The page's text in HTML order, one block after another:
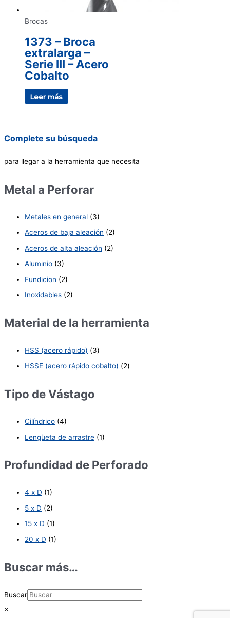
Brocas
1373 – Broca
extralarga –
Serie III – Acero
Cobalto
Leer más
Complete su búsqueda
para llegar a la herramienta que necesita
Metal a Perforar
Metales en general (3)
Aceros de baja aleación (2)
Aceros de alta aleación (2)
Aluminio (3)
Fundicion (2)
Inoxidables (2)
Material de la herramienta
HSS (acero rápido) (3)
HSSE (acero rápido cobalto) (2)
Tipo de Vástago
Cilíndrico (4)
Lengüeta de arrastre (1)
Profundidad de Perforado
4 x D (1)
5 x D (2)
15 x D (1)
20 x D (1)
Buscar más…
Buscar
×